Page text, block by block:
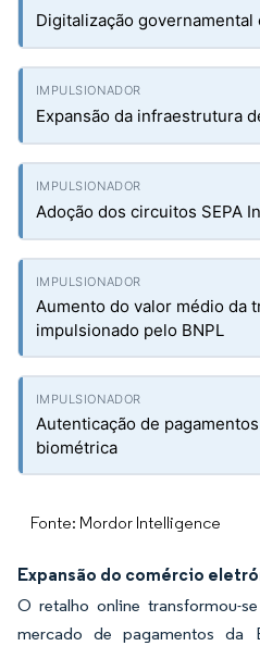
Digitalização governamental
Expansão da infraestrutura
Adoção dos circuitos SEPA
Aumento do valor médio da
impulsionado pelo BNPL
Autenticação de
biométrica
Fonte: Mordor Intelligence
Expansão do comércio
O retalho online transformou-
mercado de pagamentos da